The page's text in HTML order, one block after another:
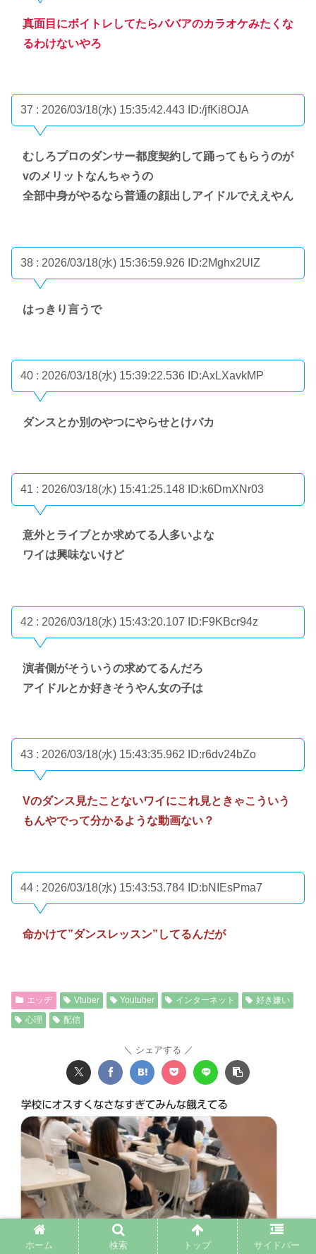
真面目にボイトレしてたらババアのカラオケみたくな
るわけないやろ
37 : 2026/03/18(水) 15:35:42.443 ID:/jfKi8OJA
むしろプロのダンサー都度契約して踊ってもらうのが
vのメリットなんちゃうの
全部中身がやるなら普通の顔出しアイドルでええやん
38 : 2026/03/18(水) 15:36:59.926 ID:2Mghx2UlZ
はっきり言うで
40 : 2026/03/18(水) 15:39:22.536 ID:AxLXavkMP
ダンスとか別のやつにやらせとけバカ
41 : 2026/03/18(水) 15:41:25.148 ID:k6DmXNr03
意外とライブとか求めてる人多いよな
ワイは興味ないけど
42 : 2026/03/18(水) 15:43:20.107 ID:F9KBcr94z
演者側がそういうの求めてるんだろ
アイドルとか好きそうやん女の子は
43 : 2026/03/18(水) 15:43:35.962 ID:r6dv24bZo
Vのダンス見たことないワイにこれ見ときゃこういう
もんやでって分かるような動画ない？
44 : 2026/03/18(水) 15:43:53.784 ID:bNIEsPma7
命かけて”ダンスレッスン”してるんだが
エッヂ Vtuber Youtuber インターネット
好き嫌い
心理
配信
シェアする
ホーム 検索 トップ サイドバー